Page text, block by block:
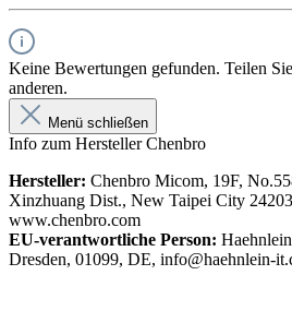
Keine Bewertungen gefunden. Teilen
anderen.
Menü schließen
Info zum Hersteller Chenbro
Hersteller: Chenbro Micom, 19F,
Xinzhuang Dist., New Taipei City
www.chenbro.com
EU-verantwortliche Person:
Dresden, 01099, DE, info@haehnlein-